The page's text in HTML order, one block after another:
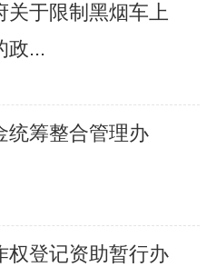
关于限制黑烟车上
政...
统筹整合管理办
权登记资助暂行办